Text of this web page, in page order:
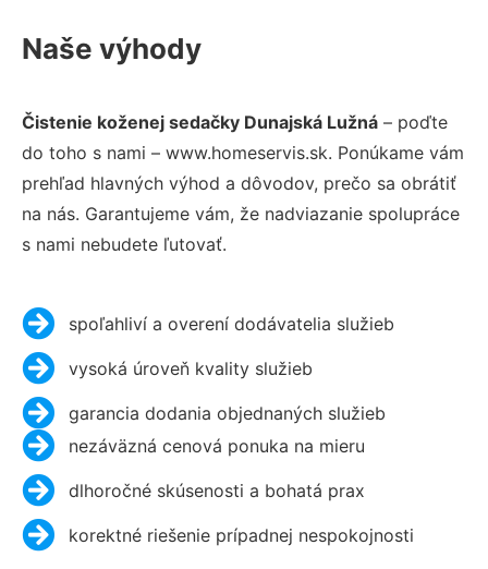
Naše výhody
Čistenie koženej sedačky Dunajská Lužná – poďte
do toho s nami – www.homeservis.sk. Ponúkame vám
prehľad hlavných výhod a dôvodov, prečo sa obrátiť
na nás. Garantujeme vám, že nadviazanie spolupráce
s nami nebudete ľutovať.
spoľahliví a overení dodávatelia služieb
vysoká úroveň kvality služieb
garancia dodania objednaných služieb
nezáväzná cenová ponuka na mieru
dlhoročné skúsenosti a bohatá prax
korektné riešenie prípadnej nespokojnosti